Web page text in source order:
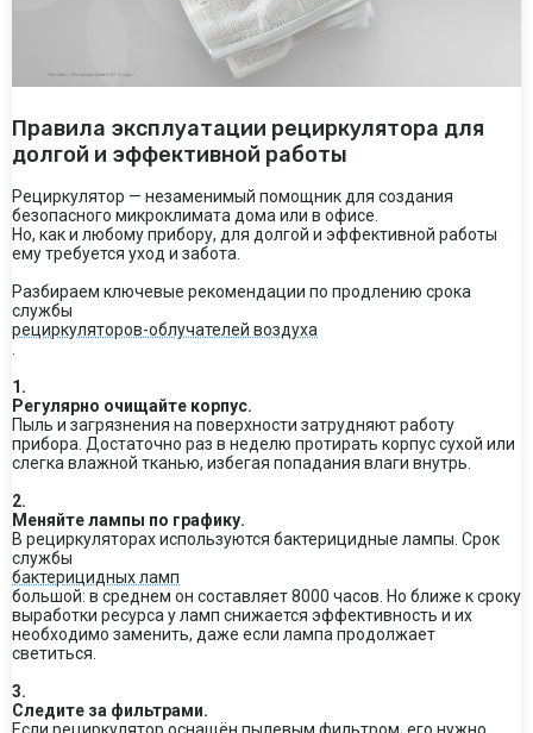
Правила эксплуатации рециркулятора для
долгой и эффективной работы
Рециркулятор — незаменимый помощник для создания
безопасного микроклимата дома или в офисе.
Но, как и любому прибору, для долгой и эффективной работы
ему требуется уход и забота.
Разбираем ключевые рекомендации по продлению срока
службы
рециркуляторов-облучателей воздуха
1.
Регулярно очищайте корпус.
Пыль и загрязнения на поверхности затрудняют работу
прибора. Достаточно раз в неделю протирать корпус сухой или
слегка влажной тканью, избегая попадания влаги внутрь.
2.
Меняйте лампы по графику.
В рециркуляторах используются бактерицидные лампы. Срок
службы
бактерицидных ламп
большой: в среднем он составляет 8000 часов. Но ближе к сроку
выработки ресурса у ламп снижается эффективность и их
необходимо заменить, даже если лампа продолжает
светиться.
3.
Следите за фильтрами.